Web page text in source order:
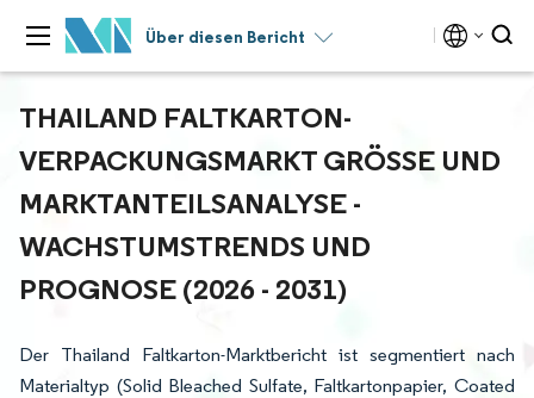
Über diesen Bericht
THAILAND FALTKARTON-
VERPACKUNGSMARKT GRÖSSE UND M
ARKTANTEILSANALYSE - W
ACHSTUMSTRENDS UND P
ROGNOSE (2026 - 2031)
Der Thailand Faltkarton-Marktbericht ist segmentiert nach
Materialtyp (Solid Bleached Sulfate, Faltkartonpapier, Coated